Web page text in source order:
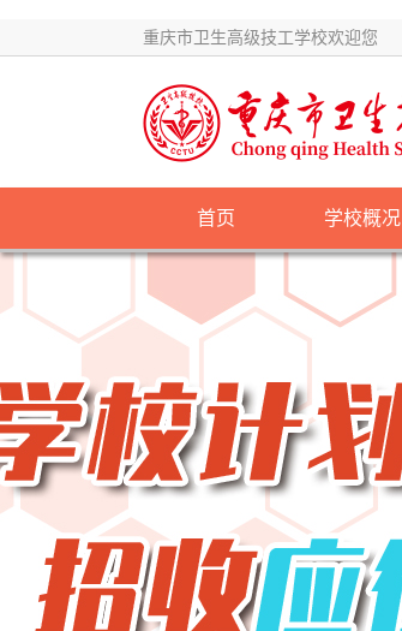
重庆市卫生高级技工学校欢迎您
首页 学校概况